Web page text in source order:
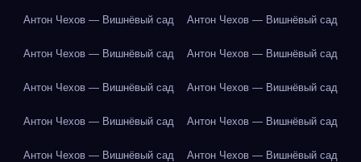
Антон Чехов — Вишнёвый сад Антон Чехов — Вишнёвый сад
Антон Чехов — Вишнёвый сад Антон Чехов — Вишнёвый сад
Антон Чехов — Вишнёвый сад Антон Чехов — Вишнёвый сад
Антон Чехов — Вишнёвый сад Антон Чехов — Вишнёвый сад
Антон Чехов — Вишнёвый сад Антон Чехов — Вишнёвый сад